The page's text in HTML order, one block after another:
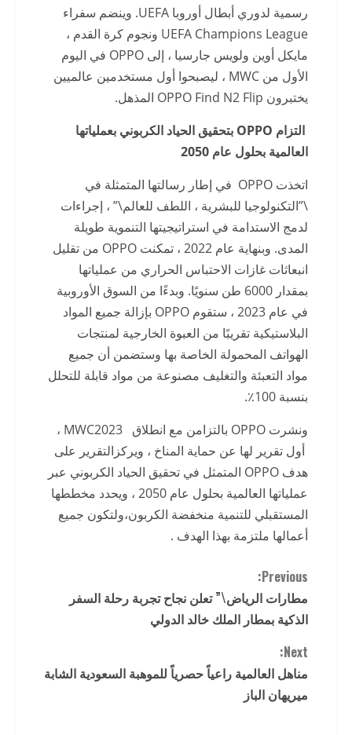
رسمية لدوري أبطال أوروبا UEFA. وينضم سفراء
UEFA Champions League ونجوم كرة القدم ،
مايكل أوين ولويس جارسيا ، إلى OPPO في اليوم
الأول من MWC ، ليصبحوا أول مستخدمين عالميين
يختبرون OPPO Find N2 Flip المذهل.
التزام OPPO بتحقيق الحياد الكربوني بعملياتها
العالمية بحلول عام 2050
اتخذت OPPO في إطار رسالتها المتمثلة في
\”التكنولوجيا للبشرية ، اللطف للعالم\” ، إجراءات
لدمج الاستدامة في استراتيجيتها التنموية طويلة
المدى. وبنهاية عام 2022 ، تمكنت OPPO من تقليل
انبعاثات غازات الاحتباس الحراري من عملياتها
بمقدار 6000 طن سنويًا. وبدءًا من السوق الأوروبية
في عام 2023 ، ستقوم OPPO بإزالة جميع المواد
البلاستيكية تقريبًا من العبوة الخارجية لمنتجات
الهواتف المحمولة الخاصة بها وستضمن أن جميع
مواد التعبئة والتغليف مصنوعة من مواد قابلة للتحلل
بنسبة 100٪.
ونشرت OPPO بالتزامن مع انطلاق MWC2023 ،
أول تقرير لها عن حماية المناخ ، ويركزالتقرير على
هدف OPPO المتمثل في تحقيق الحياد الكربوني عبر
عملياتها العالمية بحلول عام 2050 ، ويحدد مخططها
المستقبلي للتنمية منخفضة الكربون،ولتكون جميع
أعمالها ملتزمة بهذا الهدف .
C
o
n
t
Previous:
مطارات الرياض\” تعلن نجاح تجربة رحلة السفر
الذكية بمطار الملك خالد الدولي
Next:
مناهل العالمية راعياً حصرياً للموهبة السعودية الشابة
ميريهان الباز